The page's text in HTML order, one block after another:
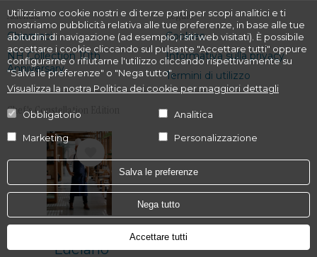
Utilizziamo cookie nostri e di terze parti per scopi analitici e ti
mostriamo pubblicità relativa alle tue preferenze, in base alle tue
abitudini di navigazione (ad esempio, i siti web visitati). È possibile
accettare i cookie cliccando sul pulsante "Accettare tutti" oppure
configurarne o rifiutarne l'utilizzo cliccando rispettivamente su
"Salva le preferenze" o "Nega tutto".
Visualizza la nostra Politica dei cookie per maggiori dettagli
Obbligatorio Analitica
Marketing Personalizzazione
Salva le preferenze
Nega tutto
Accettare tutti
Azienda
Chiamaci
NH Collection 10th
Anniversary
Chef's Constellation Edition
Immagine
Luciano
Legale
Cookies
Informativa sulla privacy
Termini di utilizzo